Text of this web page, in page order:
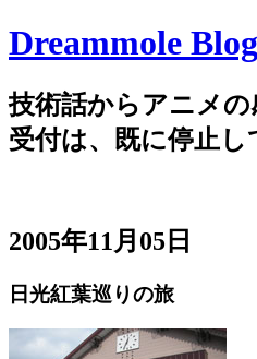
Dreammole Blog
技術話からアニメ
受付は、既に停止し
2005年11月05日
日光紅葉巡りの旅